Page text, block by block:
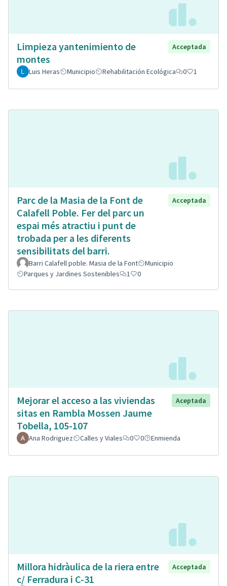
Limpieza yantenimiento de
montes
Acceptada
Luis Heras Municipio Rehabilitación Ecológica 0 1
Parc de la Masia de la Font de
Calafell Poble. Fer del parc un
espai més atractiu i punt de
trobada per a les diferents
sensibilitats del barri.
Acceptada
Barri Calafell poble. Masia de la Font
Municipio
Parques y Jardines Sostenibles
1 0
Mejorar el acceso a las viviendas
sitas en Rambla Mossen Jaume
Tobella, 105-107
Aceptada
Ana Rodriguez Calles y Viales 0 0 Enmienda
Millora hidràulica de la riera entre
c/ Ferradura i C-31
Acceptada